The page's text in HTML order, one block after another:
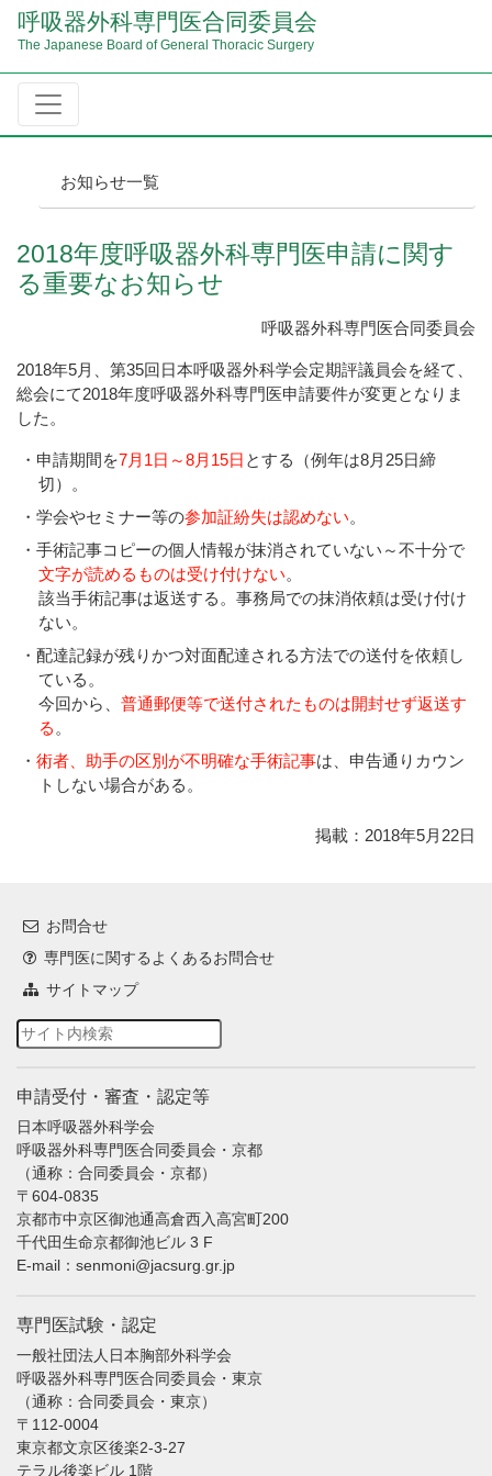
呼吸器外科専門医合同委員会
The Japanese Board of General Thoracic Surgery
お知らせ一覧
2018年度呼吸器外科専門医申請に関す
る重要なお知らせ
呼吸器外科専門医合同委員会
2018年5月、第35回日本呼吸器外科学会定期評議員会を経て、
総会にて2018年度呼吸器外科専門医申請要件が変更となりま
した。
・申請期間を7月1日～8月15日 とする（例年は8月25日締
切）。
・学会やセミナー等の参加証紛失は認めない。
・手術記事コピーの個人情報が抹消されていない～不十分で
文字が読めるものは受け付けない。
該当手術記事は返送する。事務局での抹消依頼は受け付け
ない。
・配達記録が残りかつ対面配達される方法での送付を依頼し
ている。
今回から、 普通郵便等で送付されたものは開封せず返送す
る 。
・術者、助手の区別が不明確な手術記事は、申告通りカウン
トしない場合がある。
掲載：2018年5月22日
お問合せ
専門医に関するよくあるお問合せ
サイトマップ
申請受付・審査・認定等
日本呼吸器外科学会
呼吸器外科専門医合同委員会・京都
（通称：合同委員会・京都）
〒604-0835
京都市中京区御池通高倉西入高宮町200
千代田生命京都御池ビル 3 F
E-mail：senmoni@jacsurg.gr.jp
専門医試験・認定
一般社団法人日本胸部外科学会
呼吸器外科専門医合同委員会・東京
（通称：合同委員会・東京）
〒112-0004
東京都文京区後楽2-3-27
テラル後楽ビル 1階